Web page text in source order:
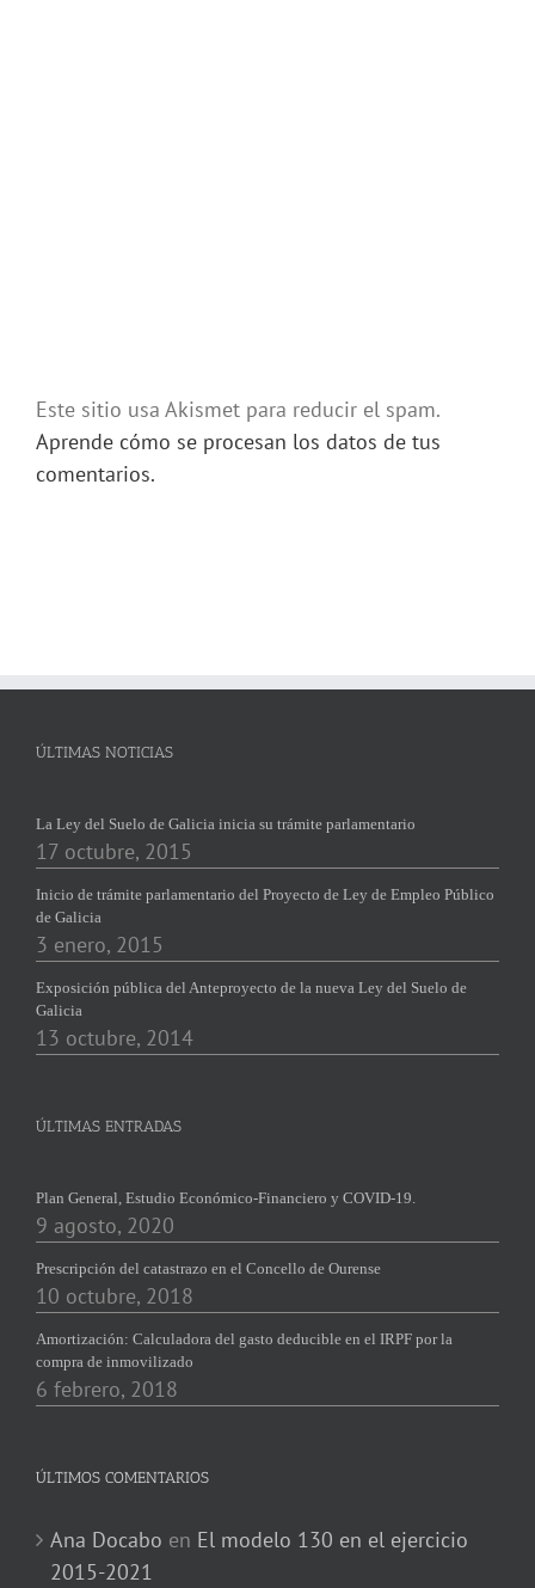
Este sitio usa Akismet para reducir el spam.
Aprende cómo se procesan los datos de tus
comentarios.
ÚLTIMAS NOTICIAS
La Ley del Suelo de Galicia inicia su trámite parlamentario
17 octubre, 2015
Inicio de trámite parlamentario del Proyecto de Ley de Empleo Público
de Galicia
3 enero, 2015
Exposición pública del Anteproyecto de la nueva Ley del Suelo de
Galicia
13 octubre, 2014
ÚLTIMAS ENTRADAS
Plan General, Estudio Económico-Financiero y COVID-19.
9 agosto, 2020
Prescripción del catastrazo en el Concello de Ourense
10 octubre, 2018
Amortización: Calculadora del gasto deducible en el IRPF por la
compra de inmovilizado
6 febrero, 2018
ÚLTIMOS COMENTARIOS
Ana Docabo en El modelo 130 en el ejercicio
2015-2021